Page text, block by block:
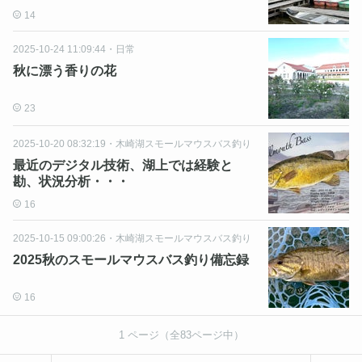
14
2025-10-24 11:09:44 ・ 日常
秋に漂う香りの花
23
2025-10-20 08:32:19 ・ 木崎湖スモールマウスバス釣り
最近のデジタル技術、湖上では経験と
勘、状況分析・・・
16
2025-10-15 09:00:26 ・ 木崎湖スモールマウスバス釣り
2025秋のスモールマウスバス釣り備忘録
16
1ページ（全83ページ中）